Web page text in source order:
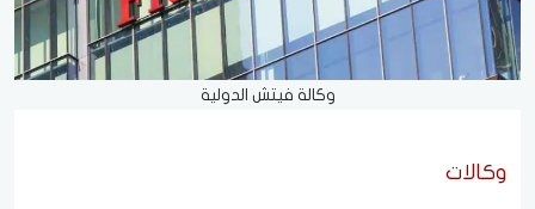
وكالة فيتش الدولية
وكالات